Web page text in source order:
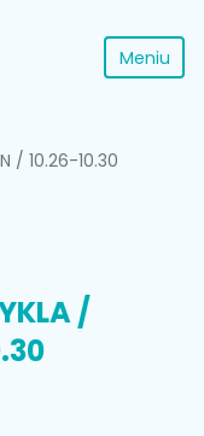
Meniu
/ 10.26-10.30
/